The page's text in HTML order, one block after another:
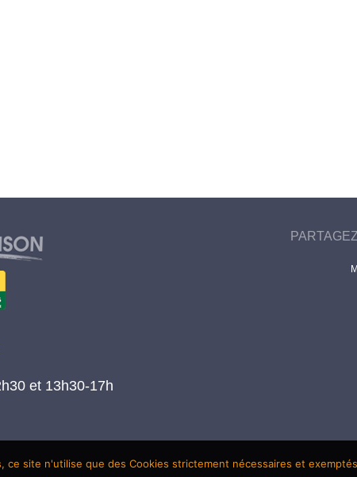
et 13h30-17h
ce site n'utilise que des Cookies strictement nécessaires et